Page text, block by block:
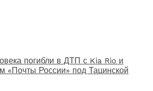
погибли в ДТП с Kia Rio и
«Почты России» под Тацинской